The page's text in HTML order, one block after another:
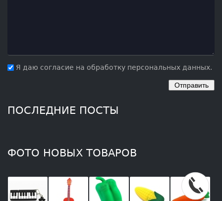
Я даю согласие на обработку персональных данных.
ПОСЛЕДНИЕ ПОСТЫ
ФОТО НОВЫХ ТОВАРОВ